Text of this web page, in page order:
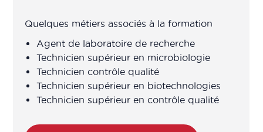
Quelques métiers associés à la formation
Agent de laboratoire de recherche
Technicien supérieur en microbiologie
Technicien contrôle qualité
Technicien supérieur en biotechnologies
Technicien supérieur en contrôle qualité